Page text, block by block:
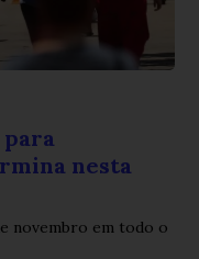
nesta
novembro em todo o